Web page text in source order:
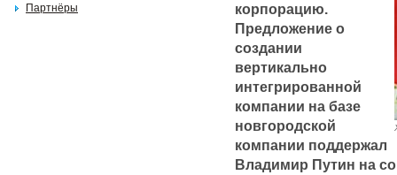
корпорацию.
Предложение о
создании
вертикально
интегрированной
компании на базе
новгородской
компании поддержал
Владимир Путин на
Партнёры